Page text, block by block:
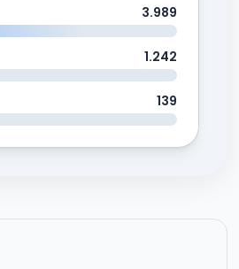
3.989
1.242
139